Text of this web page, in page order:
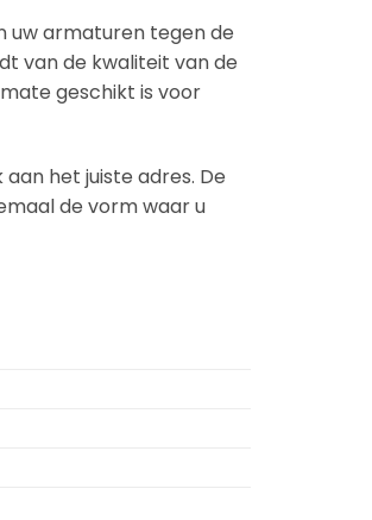
uw armaturen tegen de
van de kwaliteit van de
geschikt is voor
het juiste adres. De
de vorm waar u